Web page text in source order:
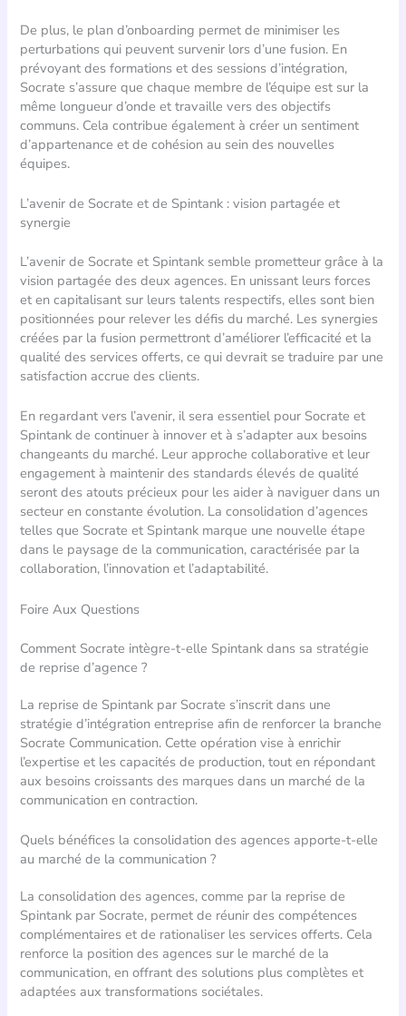
De plus, le plan d’onboarding permet de minimiser les
perturbations qui peuvent survenir lors d’une fusion. En
prévoyant des formations et des sessions d’intégration,
Socrate s’assure que chaque membre de l’équipe est sur la
même longueur d’onde et travaille vers des objectifs
communs. Cela contribue également à créer un sentiment
d’appartenance et de cohésion au sein des nouvelles
équipes.
L’avenir de Socrate et de Spintank : vision partagée et
synergie
L’avenir de Socrate et Spintank semble prometteur grâce à la
vision partagée des deux agences. En unissant leurs forces
et en capitalisant sur leurs talents respectifs, elles sont bien
positionnées pour relever les défis du marché. Les synergies
créées par la fusion permettront d’améliorer l’efficacité et la
qualité des services offerts, ce qui devrait se traduire par une
satisfaction accrue des clients.
En regardant vers l’avenir, il sera essentiel pour Socrate et
Spintank de continuer à innover et à s’adapter aux besoins
changeants du marché. Leur approche collaborative et leur
engagement à maintenir des standards élevés de qualité
seront des atouts précieux pour les aider à naviguer dans un
secteur en constante évolution. La consolidation d’agences
telles que Socrate et Spintank marque une nouvelle étape
dans le paysage de la communication, caractérisée par la
collaboration, l’innovation et l’adaptabilité.
Foire Aux Questions
Comment Socrate intègre-t-elle Spintank dans sa stratégie
de reprise d’agence ?
La reprise de Spintank par Socrate s’inscrit dans une
stratégie d’intégration entreprise afin de renforcer la branche
Socrate Communication. Cette opération vise à enrichir
l’expertise et les capacités de production, tout en répondant
aux besoins croissants des marques dans un marché de la
communication en contraction.
Quels bénéfices la consolidation des agences apporte-t-elle
au marché de la communication ?
La consolidation des agences, comme par la reprise de
Spintank par Socrate, permet de réunir des compétences
complémentaires et de rationaliser les services offerts. Cela
renforce la position des agences sur le marché de la
communication, en offrant des solutions plus complètes et
adaptées aux transformations sociétales.